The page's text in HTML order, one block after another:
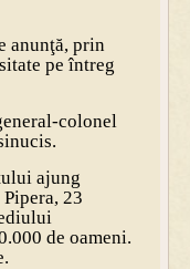
anunţă, prin
pe întreg
colonel
ajung
23
de oameni.